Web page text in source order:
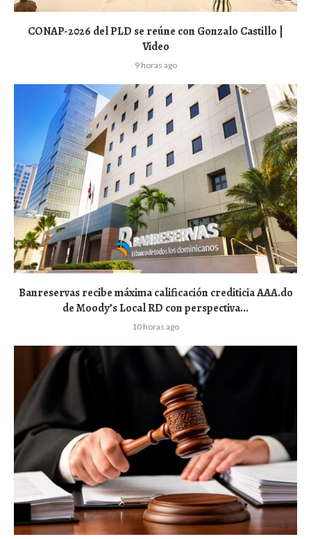
CONAP-2026 del PLD se reúne con Gonzalo Castillo |
Video
9 horas ago
Banreservas recibe máxima calificación crediticia AAA.do
de Moody’s Local RD con perspectiva...
10 horas ago